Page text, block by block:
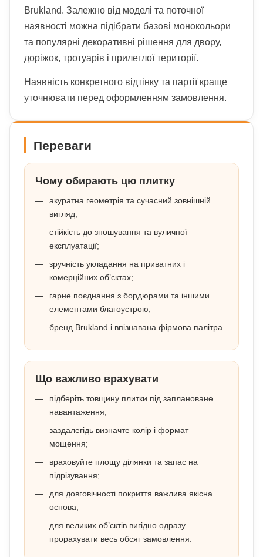
Brukland. Залежно від моделі та поточної
наявності можна підібрати базові монокольори
та популярні декоративні рішення для двору,
доріжок, тротуарів і прилеглої території.
Наявність конкретного відтінку та партії краще
уточнювати перед оформленням замовлення.
Переваги
Чому обирають цю плитку
акуратна геометрія та сучасний зовнішній
вигляд;
стійкість до зношування та вуличної
експлуатації;
зручність укладання на приватних і
комерційних об’єктах;
гарне поєднання з бордюрами та іншими
елементами благоустрою;
бренд Brukland і впізнавана фірмова палітра.
Що важливо врахувати
підберіть товщину плитки під заплановане
навантаження;
заздалегідь визначте колір і формат
мощення;
враховуйте площу ділянки та запас на
підрізування;
для довговічності покриття важлива якісна
основа;
для великих об’єктів вигідно одразу
прорахувати весь обсяг замовлення.